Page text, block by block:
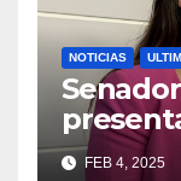
NOTICIAS
FEB 4, 2025